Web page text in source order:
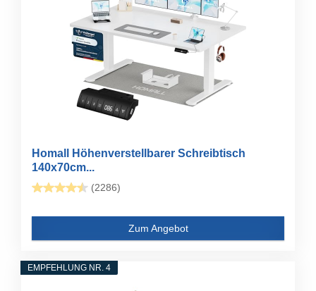
Homall Höhenverstellbarer Schreibtisch
140x70cm...
(2286)
Zum Angebot
EMPFEHLUNG NR. 4